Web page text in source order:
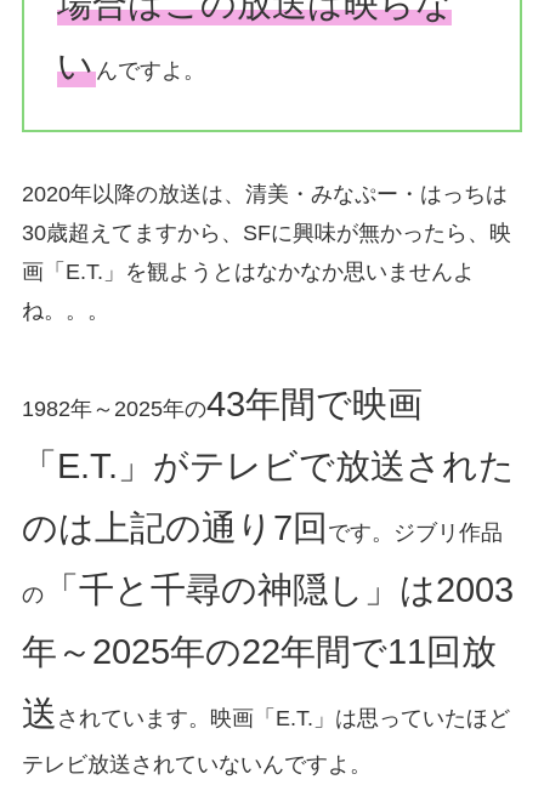
いんですよ。
2020年以降の放送は、清美・みなぷー・はっちは
30歳超えてますから、SFに興味が無かったら、映
画「E.T.」を観ようとはなかなか思いませんよ
ね。。。
1982年～2025年の43年間で映画
「E.T.」がテレビで放送された
のは上記の通り7回 です。ジブリ作品
の「千と千尋の神隠し」は2003
年～2025年の22年間で11回放
送 されています。映画「E.T.」は思っていたほど
テレビ放送されていないんですよ。